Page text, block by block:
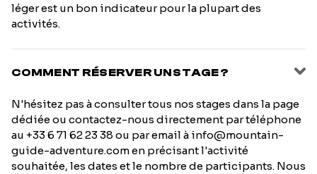
léger est un bon indicateur pour la plupart des
activités.
COMMENT RÉSERVER UN STAGE ?
N'hésitez pas à consulter tous nos stages dans la page
dédiée ou contactez-nous directement par téléphone
au +33 6 71 62 23 38 ou par email à info@mountain-
guide-adventure.com en précisant l'activité
souhaitée, les dates et le nombre de participants. Nous